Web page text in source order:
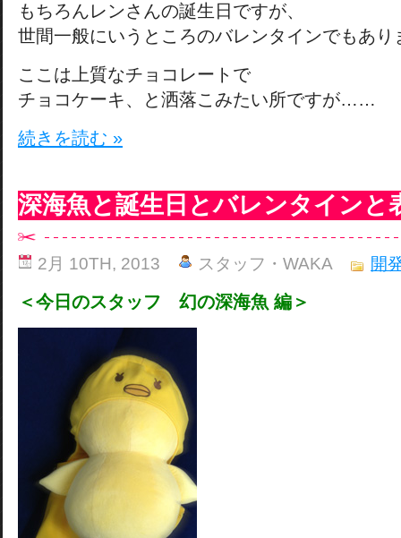
もちろんレンさんの誕生日ですが、
世間一般にいうところのバレンタインでもあり
ここは上質なチョコレートで
チョコケーキ、と洒落こみたい所ですが……
続きを読む »
深海魚と誕生日とバレンタインと
2月 10TH, 2013 スタッフ・WAKA 開
＜今日のスタッフ 幻の深海魚 編＞